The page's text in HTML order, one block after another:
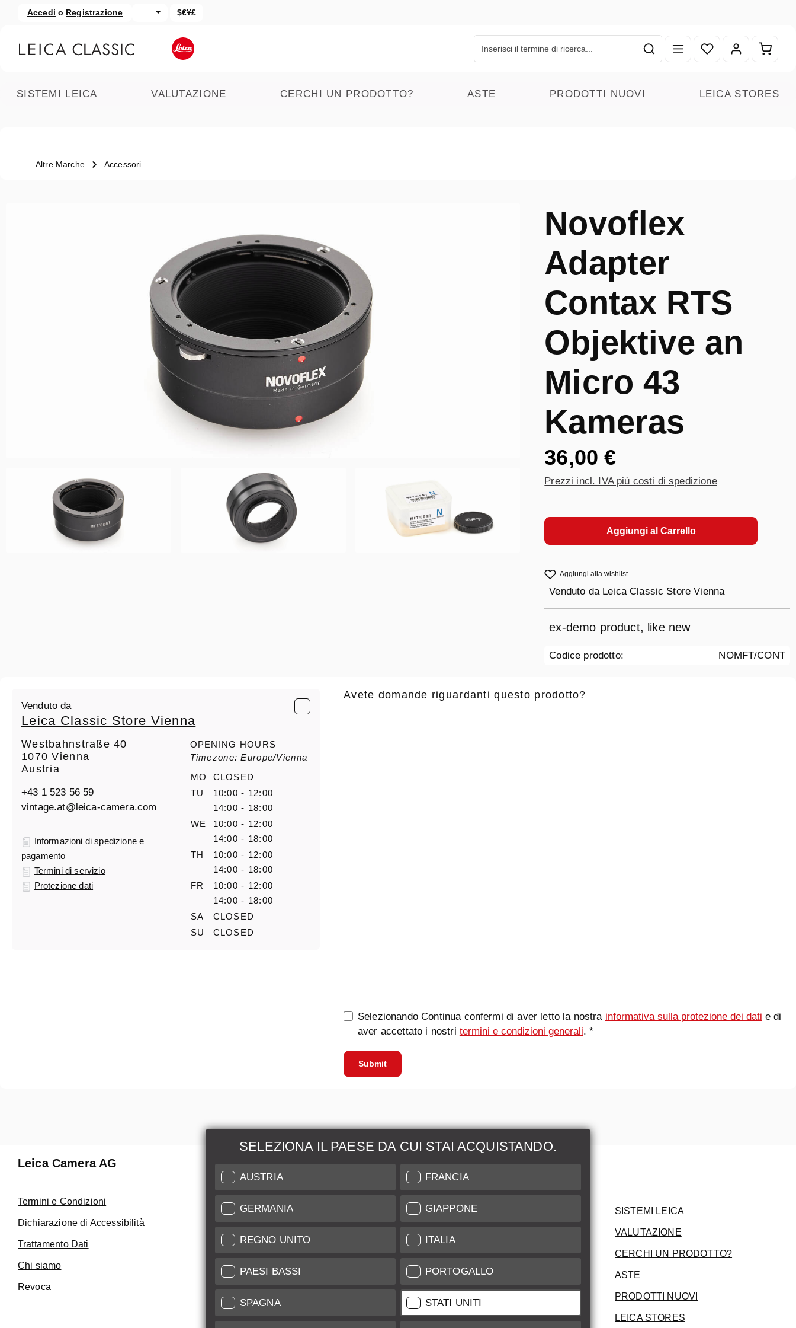
al contenuto principale
Salta alla ricerca
Accedi o Registrazione $€¥£
Hai 0 articoli nella lista
SISTEMI LEICA VALUTAZIONE CERCHI UN PRODOTTO? ASTE PRODOTTI NUOVI LEICA STORES
Altre Marche Accessori
Novoflex
Adapter
Contax RTS
Objektive an
Micro 43
Kameras
36,00 €
Prezzi incl. IVA più costi di spedizione
Aggiungi al Carrello
Aggiungi alla wishlist
Venduto da Leica Classic Store Vienna
ex-demo product, like new
Codice prodotto: NOMFT/CONT
Venduto da
Leica Classic Store Vienna
Westbahnstraße 40
1070 Vienna
Austria
+43 1 523 56 59
vintage.at@leica-camera.com
Informazioni di spedizione e
pagamento
Termini di servizio
Protezione dati
OPENING HOURS
Timezone: Europe/Vienna
MO
CLOSED
TU
10:00 - 12:00
14:00 - 18:00
WE
10:00 - 12:00
14:00 - 18:00
TH
10:00 - 12:00
14:00 - 18:00
FR
10:00 - 12:00
14:00 - 18:00
SA
CLOSED
SU
CLOSED
Avete domande riguardanti questo prodotto?
Selezionando Continua confermi di aver letto la nostra informativa sulla protezione dei dati e di
aver accettato i nostri termini e condizioni generali. *
Submit
SELEZIONA IL PAESE DA CUI STAI ACQUISTANDO.
AUSTRIA FRANCIA
GERMANIA GIAPPONE
REGNO UNITO ITALIA
PAESI BASSI PORTOGALLO
SPAGNA STATI UNITI
Leica Camera AG
Termini e Condizioni
Dichiarazione di Accessibilità
Trattamento Dati
Chi siamo
Revoca
Manutenzione &
Riparazione
Fai uso del nostro Leica Customer
Care
Assistenza Clienti
Service Certificate
Maggiori Informazioni
Indice di Conservazione
Spedizione e Pagamenti
Garanzia
Trattamento Dati
Newsletter
SISTEMI LEICA
VALUTAZIONE
CERCHI UN PRODOTTO?
ASTE
PRODOTTI NUOVI
LEICA STORES